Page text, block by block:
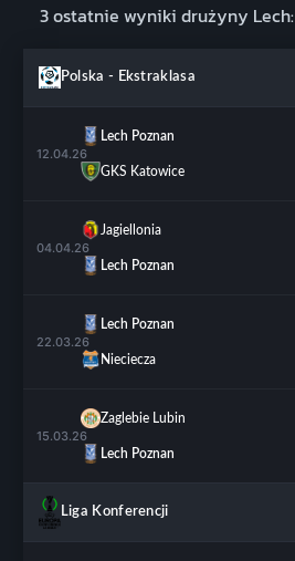
3 ostatnie wyniki drużyny Lech:
Polska - Ekstraklasa
12.04.26
Lech Poznan
GKS Katowice
04.04.26
Jagiellonia
Lech Poznan
22.03.26
Lech Poznan
Nieciecza
15.03.26
Zaglebie Lubin
Lech Poznan
Liga Konferencji